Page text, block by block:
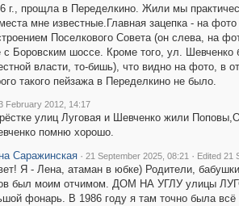
г., прощла в Переделкино. Жили мы
мне известные.Главная зацепка - на
Поселкового Совета (он слева, на
с Боровским шоссе. Кроме того, ул.
власти, то-бишь), что видно на фото, в
такого пейзажа в Переделкино не было.
February 2012, 14:17
улиц Луговая и Шевченко жили
помню хорошо.
Саражинская · 21 September 2025, 08:21 · Edited 21
Я - Лена, атаман в юбке) Родители,
был моим отчимом. ДОМ НА УГЛУ улицы
фонарь. В 1986 году я там точно была